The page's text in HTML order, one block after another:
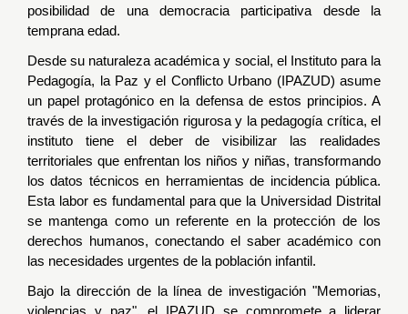
posibilidad de una democracia participativa desde la
temprana edad.
Desde su naturaleza académica y social, el Instituto para la
Pedagogía, la Paz y el Conflicto Urbano (IPAZUD) asume
un papel protagónico en la defensa de estos principios. A
través de la investigación rigurosa y la pedagogía crítica, el
instituto tiene el deber de visibilizar las realidades
territoriales que enfrentan los niños y niñas, transformando
los datos técnicos en herramientas de incidencia pública.
Esta labor es fundamental para que la Universidad Distrital
se mantenga como un referente en la protección de los
derechos humanos, conectando el saber académico con
las necesidades urgentes de la población infantil.
Bajo la dirección de la línea de investigación "Memorias,